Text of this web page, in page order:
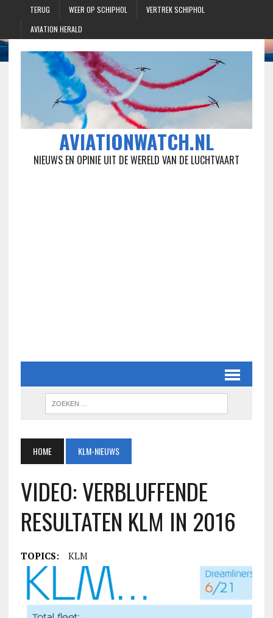
TERUG WEER OP SCHIPHOL
VERTREK SCHIPHOL
AVIATION HERALD
AVIATIONWATCH.NL
NIEUWS EN OPINIE UIT DE WERELD VAN DE LUCHTVAART
HOME KLM-NIEUWS
VIDEO: VERBLUFFENDE
RESULTATEN KLM IN 2016
TOPICS: KLM